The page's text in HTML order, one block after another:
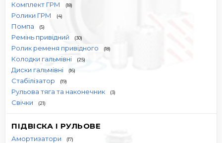
Комплект ГРМ (18)
Ролики ГРМ (4)
Помпа (5)
Ремінь привідний (30)
Ролик ременя привідного (18)
Колодки гальмівні (25)
Диски гальмівні (16)
Стабілізатор (19)
Рульова тяга та наконечник (3)
Свічки (21)
ПІДВІСКА І РУЛЬОВЕ
Амортизатори (17)